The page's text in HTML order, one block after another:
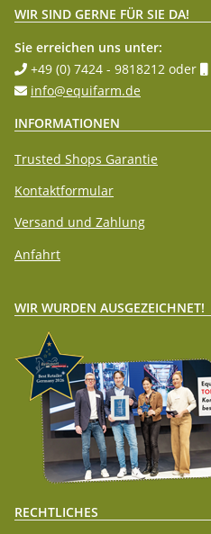
WIR SIND GERNE FÜR SIE DA!
Sie erreichen uns unter:
+49 (0) 7424 - 9818212 oder
info@equifarm.de
INFORMATIONEN
Trusted Shops Garantie
Kontaktformular
Versand und Zahlung
Anfahrt
WIR WURDEN AUSGEZEICHNET!
RECHTLICHES